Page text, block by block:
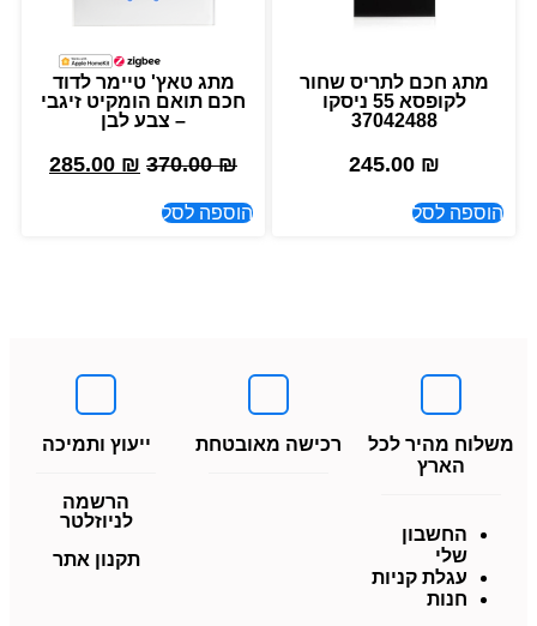
מתג חכם לתריס שחור
לקופסא 55 ניסקו
37042488
245.00 ₪
הוספה לסל
מתג טאץ' טיימר לדוד
חכם תואם הומקיט זיגבי
– צבע לבן
370.00₪
285.00 ₪
הוספה לסל
משלוח מהיר לכל
הארץ
החשבון
שלי
עגלת קניות
חנות
רכישה מאובטחת ייעוץ ותמיכה
הרשמה
לניוזלטר
תקנון אתר